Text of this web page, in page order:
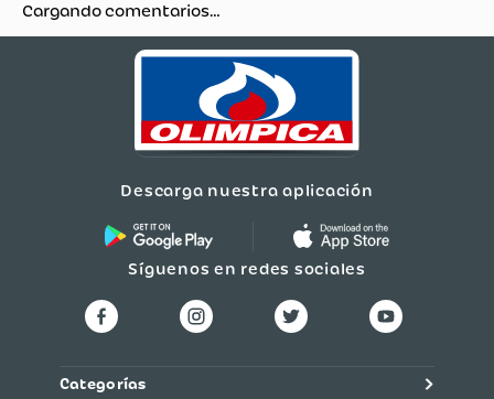
Cargando comentarios…
Descarga nuestra aplicación
Síguenos en redes sociales
Categorías